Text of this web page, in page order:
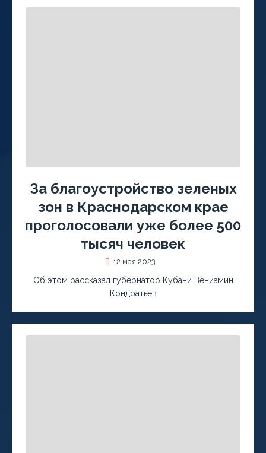
За благоустройство зеленых
зон в Краснодарском крае
проголосовали уже более 500
тысяч человек
12 мая 2023
Об этом рассказал губернатор Кубани Вениамин
Кондратьев